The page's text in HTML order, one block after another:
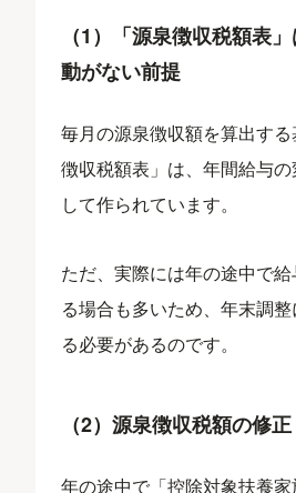
（1）「源泉徴収税額表
動がない前提
毎月の源泉徴収額を算出す
徴収税額表」は、年間給与
して作られています。
ただ、実際には年の途中で
る場合も多いため、年末調
る必要があるのです。
（2）源泉徴収税額の修正
年の途中で「控除対象扶養